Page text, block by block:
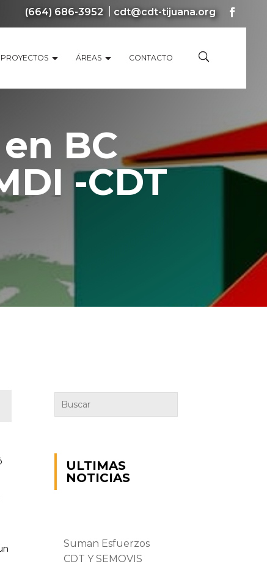
(664) 686-3952 cdt@cdt-tijuana.org
PROYECTOS ÁREAS CONTACTO
BC
-CDT
ULTIMAS
NOTICIAS
Suman Esfuerzos
CDT Y SEMOVIS